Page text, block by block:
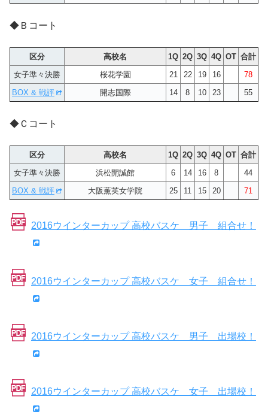
◆Ｂコート
区分 高校名 1Q 2Q 3Q 4Q OT 合計
女子準々決勝
桜花学園 21 22 19 16
78
BOX & 戦評
開志国際 14 8 10 23 55
◆Ｃコート
区分 高校名 1Q 2Q 3Q 4Q OT 合計
女子準々決勝
浜松開誠館 6 14 16 8
44
BOX & 戦評
大阪薫英女学院 25 11 15 20 71
2016ウインターカップ 高校バスケ 男子 組合せ！
2016ウインターカップ 高校バスケ 女子 組合せ！
2016ウインターカップ 高校バスケ 男子 出場校！
2016ウインターカップ 高校バスケ 女子 出場校！